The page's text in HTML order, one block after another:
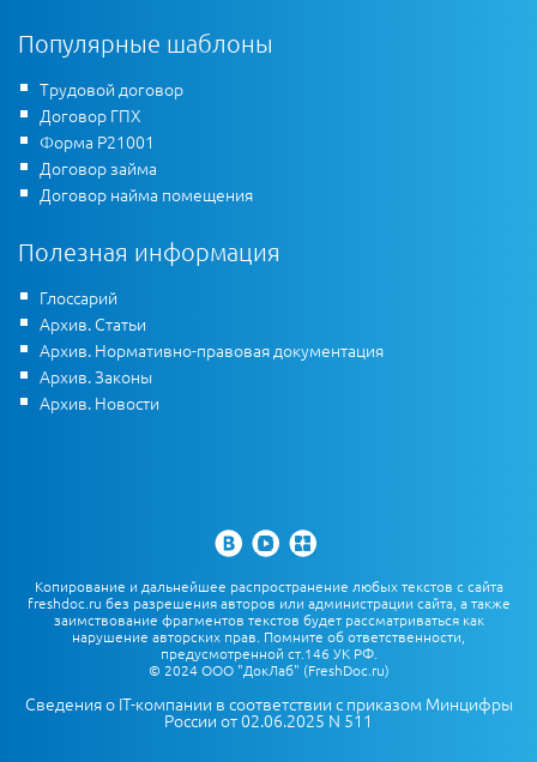
Популярные шаблоны
Трудовой договор
Договор ГПХ
Форма Р21001
Договор займа
Договор найма помещения
Полезная информация
Глоссарий
Архив. Статьи
Архив. Нормативно-правовая документация
Архив. Законы
Архив. Новости
Копирование и дальнейшее распространение любых текстов с сайта
freshdoc.ru без разрешения авторов или администрации сайта, а также
заимствование фрагментов текстов будет рассматриваться как
нарушение авторских прав. Помните об ответственности,
предусмотренной ст.146 УК РФ.
© 2024 ООО "ДокЛаб" (FreshDoc.ru)
Сведения о IT-компании в соответствии с приказом Минцифры
России от 02.06.2025 N 511